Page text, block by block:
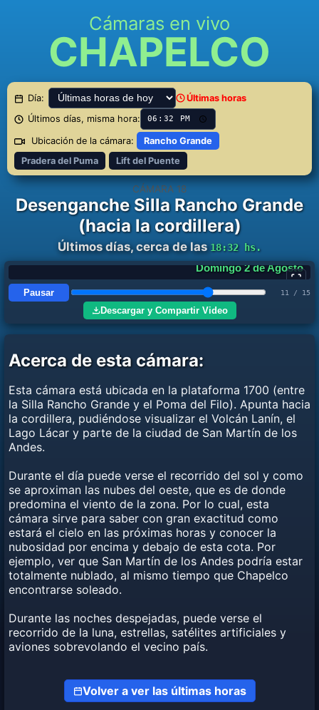
Cámaras en vivo
CHAPELCO
Día:
Últimas horas
Últimos días, misma hora:
Ubicación de la cámara:
Rancho Grande
Pradera del Puma
Lift del Puente
CÁMARA 18
Desenganche Silla Rancho Grande
(hacia la cordillera)
Últimos días, cerca de las18:32 hs.
Lunes 3 de Agosto
Pausar 12 / 15
Descargar y Compartir Video
Acerca de esta cámara:
Esta cámara está ubicada en la plataforma 1700 (entre
la Silla Rancho Grande y el Poma del Filo). Apunta hacia
la cordillera, pudiéndose visualizar el Volcán Lanín, el
Lago Lácar y parte de la ciudad de San Martín de los
Andes.
Durante el día puede verse el recorrido del sol y como
se aproximan las nubes del oeste, que es de donde
predomina el viento de la zona. Por lo cual, esta
cámara sirve para saber con gran exactitud como
estará el cielo en las próximas horas y conocer la
nubosidad por encima y debajo de esta cota. Por
ejemplo, ver que San Martín de los Andes podría estar
totalmente nublado, al mismo tiempo que Chapelco
encontrarse soleado.
Durante las noches despejadas, puede verse el
recorrido de la luna, estrellas, satélites artificiales y
aviones sobrevolando el vecino país.
Volver a ver las últimas horas